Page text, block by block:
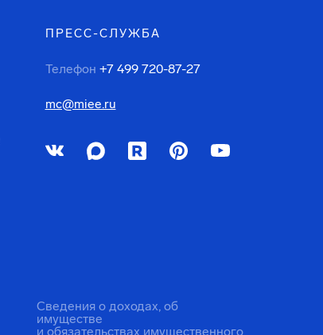
ПРЕСС-СЛУЖБА
Телефон +7 499 720-87-27
mc@miee.ru
Сведения о доходах, об
имуществе
и обязательствах имущественного